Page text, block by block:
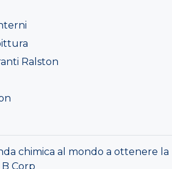
Ralston
chimica al mondo a ottenere la
Corp